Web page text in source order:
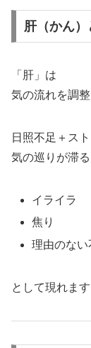
肝（かん
「肝」は
気の流れを調整
日照不足＋ス
気の巡りが滞る
イライラ
焦り
理由のない
として現れます